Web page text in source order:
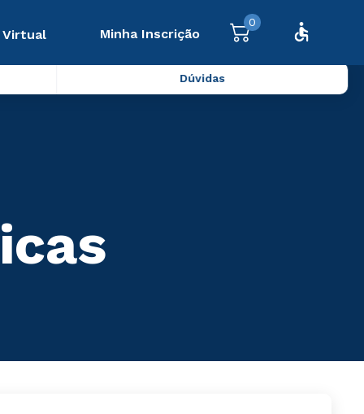
Virtual Minha Inscrição
0
Dúvidas